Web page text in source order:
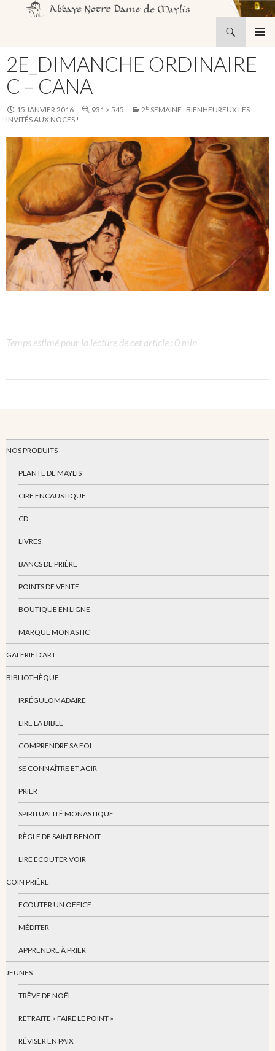
AU
CONTENU
2E_DIMANCHE ORDINAIRE
C – CANA
15 JANVIER 2016 931 × 545 2E SEMAINE : BIENHEUREUX LES
INVITÉS AUX NOCES !
Temps estimé pour la lecture de cet article : 0 min
NOS PRODUITS
PLANTE DE MAYLIS
CIRE ENCAUSTIQUE
CD
LIVRES
BANCS DE PRIÈRE
POINTS DE VENTE
BOUTIQUE EN LIGNE
MARQUE MONASTIC
GALERIE D’ART
BIBLIOTHÈQUE
IRRÉGULOMADAIRE
LIRE LA BIBLE
COMPRENDRE SA FOI
SE CONNAÎTRE ET AGIR
PRIER
SPIRITUALITÉ MONASTIQUE
RÈGLE DE SAINT BENOIT
LIRE ECOUTER VOIR
COIN PRIÈRE
ECOUTER UN OFFICE
MÉDITER
APPRENDRE À PRIER
JEUNES
TRÊVE DE NOËL
RETRAITE « FAIRE LE POINT »
RÉVISER EN PAIX